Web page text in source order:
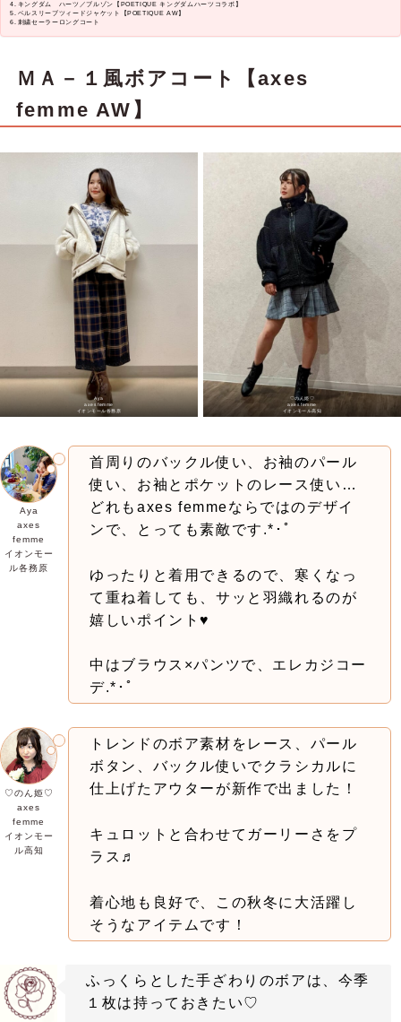
キングダム ハーツ／ブルゾン【POETIQUE キングダムハーツコラボ】
ベルスリーブツィードジャケット【POETIQUE AW】
刺繍セーラーロングコート
ＭＡ－１風ボアコート【axes
femme AW】
Aya
axes femme
イオンモール各務原
♡のん姫♡
axes femme
イオンモール高知
Aya
axes
femme
イオンモー
ル各務原
首周りのバックル使い、お袖のパール
使い、お袖とポケットのレース使い…
どれもaxes femmeならではのデザイ
ンで、とっても素敵です.*･ﾟ
ゆったりと着用できるので、寒くなっ
て重ね着しても、サッと羽織れるのが
嬉しいポイント♥
中はブラウス×パンツで、エレカジコー
デ.*･ﾟ
♡のん姫♡
axes
femme
イオンモー
ル高知
トレンドのボア素材をレース、パール
ボタン、バックル使いでクラシカルに
仕上げたアウターが新作で出ました！
キュロットと合わせてガーリーさをプ
ラス♬
着心地も良好で、この秋冬に大活躍し
そうなアイテムです！
ふっくらとした手ざわりのボアは、今季
１枚は持っておきたい♡